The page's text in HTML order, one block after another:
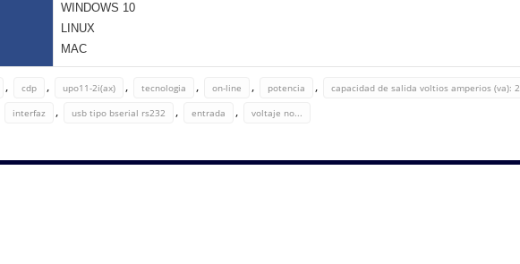
WINDOWS 10
LINUX
MAC
, cdp , upo11-2i(ax) , tecnologia , on-line , potencia ,
capacidad de salida voltios amperios (va):
interfaz , usb tipo bserial rs232 , entrada , voltaje no...